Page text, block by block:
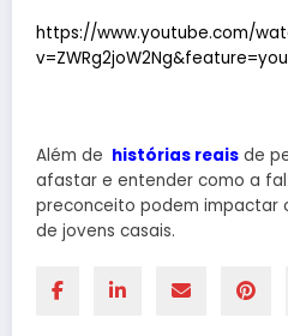
https://www.youtube.com/
Além de histórias reais de
afastar e entender como a
preconceito podem impactar
de jovens casais.